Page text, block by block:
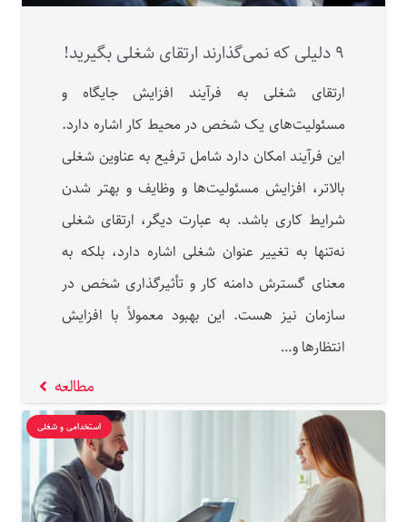
۹ دلیلی که نمی‌گذارند ارتقای شغلی بگیرید!
ارتقای شغلی به فرآیند افزایش جایگاه و
مسئولیت‌های یک شخص در محیط کار اشاره دارد.
این فرآیند امکان دارد شامل ترفیع به عناوین شغلی
بالاتر، افزایش مسئولیت‌ها و وظایف و بهتر شدن
شرایط کاری باشد. به عبارت دیگر، ارتقای شغلی
نه‌تنها به تغییر عنوان شغلی اشاره دارد، بلکه به
معنای گسترش دامنه کار و تأثیرگذاری شخص در
سازمان نیز هست. این بهبود معمولاً با افزایش
انتظارها و…
مطالعه
استخدامی و شغلی